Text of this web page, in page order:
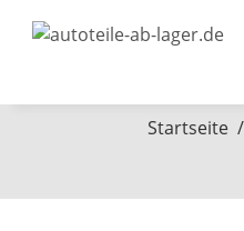
Startseite